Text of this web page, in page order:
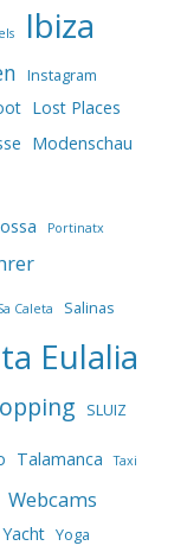
Ibiza
Instagram
Lost Places
Modenschau
Portinatx
Caleta Salinas
Eulalia
SLUIZ
Talamanca Taxi
Webcams
Yacht Yoga